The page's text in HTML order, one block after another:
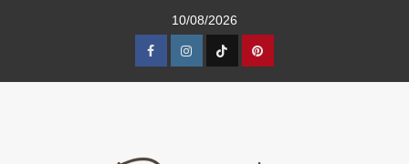
10/08/2026
FacebookInstagram
TikTokPinterest